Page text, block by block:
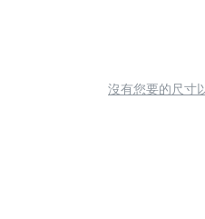
沒有您要的尺寸